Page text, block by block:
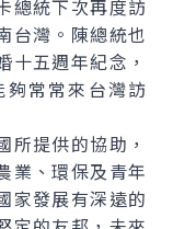
總統下次再度訪
台灣。陳總統也
五週年紀念，
常常來台灣訪
提供的協助，
業、環保及青年
家發展有深遠的